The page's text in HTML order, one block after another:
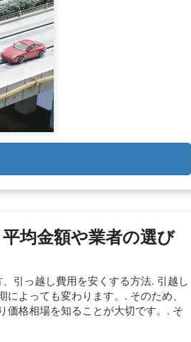
均金額や業者の選び
引っ越し費用を安くする方法. 引越し
よっても変わります。. そのため、
価格相場を知ることが大切です。. そ